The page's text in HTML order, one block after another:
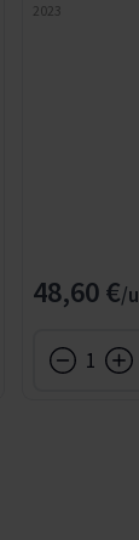
2023
48,60 €